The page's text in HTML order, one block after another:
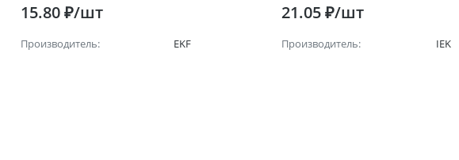
15.80 ₽/шт
Производитель: EKF
21.05 ₽/шт
Производитель: IEK